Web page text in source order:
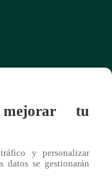
tu
y personalizar
datos se gestionarán